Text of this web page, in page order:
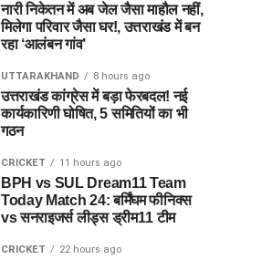
नारी निकेतन में अब जेल जैसा माहौल नहीं,
मिलेगा परिवार जैसा घर!, उत्तराखंड में बन
रहा ‘आलंबन गांव’
UTTARAKHAND 8 hours ago
उत्तराखंड कांग्रेस में बड़ा फेरबदल! नई
कार्यकारिणी घोषित, 5 समितियों का भी
गठन
CRICKET 11 hours ago
BPH vs SUL Dream11 Team
Today Match 24: बर्मिंघम फीनिक्स
vs सनराइजर्स लीड्स ड्रीम11 टीम
CRICKET 22 hours ago